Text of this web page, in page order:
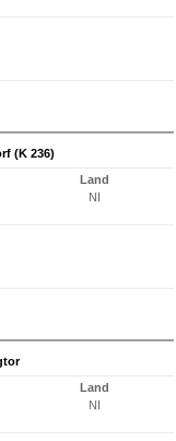
(K 236)
Land
NI
Land
NI